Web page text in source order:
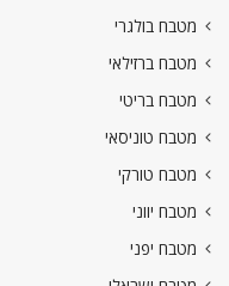
מטבח בולגרי
מטבח ברזילאי
מטבח בריטי
מטבח טוניסאי
מטבח טורקי
מטבח יווני
מטבח יפני